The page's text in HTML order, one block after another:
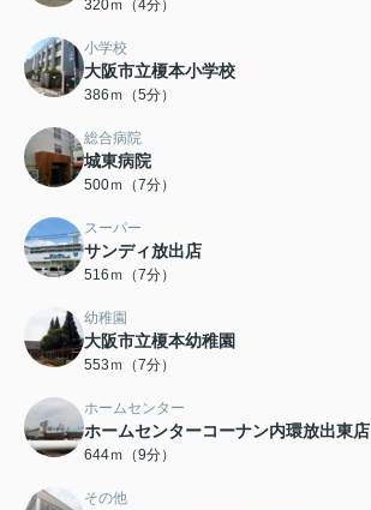
320ｍ（4分）
小学校
大阪市立榎本小学校
386ｍ（5分）
総合病院
城東病院
500ｍ（7分）
スーパー
サンディ放出店
516ｍ（7分）
幼稚園
大阪市立榎本幼稚園
553ｍ（7分）
ホームセンター
ホームセンターコーナン内環放出東店
644ｍ（9分）
その他